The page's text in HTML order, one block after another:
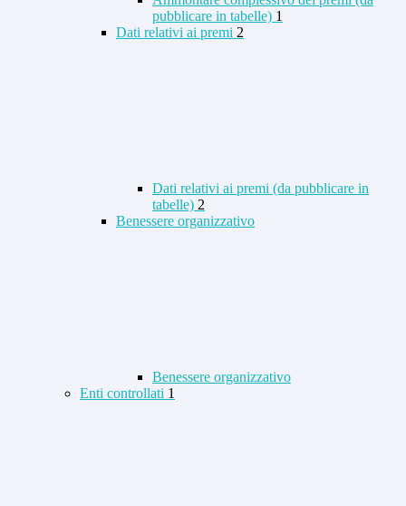
pubblicare in tabelle) 1
Dati relativi ai premi 2
Dati relativi ai premi (da pubblicare in
tabelle) 2
Benessere organizzativo
Benessere organizzativo
Enti controllati 1